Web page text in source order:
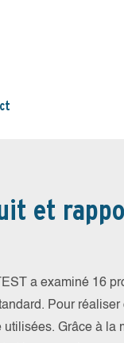
et
a examiné 16
Pour
Grâce à la